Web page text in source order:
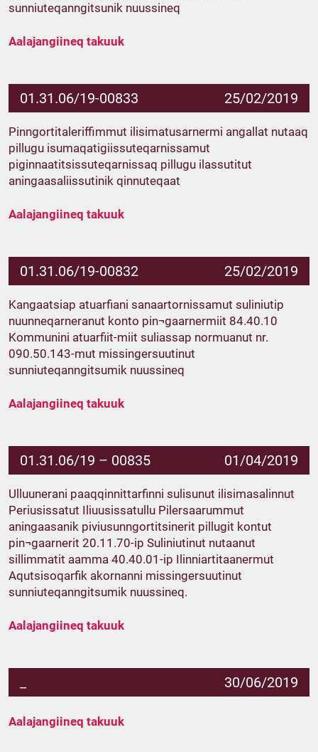
sunniuteqanngitsunik nuussineq
Aalajangiineq takuuk
01.31.06/19-00833 25/02/2019
Pinngortitaleriffimmut ilisimatusarnermi angallat nutaaq
pillugu isumaqatigiissuteqarnissamut
piginnaatitsissuteqarnissaq pillugu ilassutitut
aningaasaliissutinik qinnuteqaat
Aalajangiineq takuuk
01.31.06/19-00832 25/02/2019
Kangaatsiap atuarfiani sanaartornissamut suliniutip
nuunneqarneranut konto pin¬gaarnermiit 84.40.10
Kommunini atuarfiit-miit suliassap normuanut nr.
090.50.143-mut missingersuutinut
sunniuteqanngitsumik nuussineq
Aalajangiineq takuuk
01.31.06/19 – 00835 01/04/2019
Ulluunerani paaqqinnittarfinni sulisunut ilisimasalinnut
Periusissatut Iliuusissatullu Pilersaarummut
aningaasanik piviusunngortitsinerit pillugit kontut
pin¬gaarnerit 20.11.70-ip Suliniutinut nutaanut
sillimmatit aamma 40.40.01-ip Ilinniartitaanermut
Aqutsisoqarfik akornanni missingersuutinut
sunniuteqanngitsumik nuussineq.
Aalajangiineq takuuk
30/06/2019
Aalajangiineq takuuk